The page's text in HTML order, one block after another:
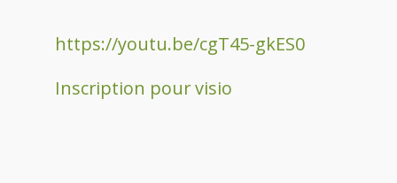
https://youtu.be/cgT45-gkES0
Inscription pour visio